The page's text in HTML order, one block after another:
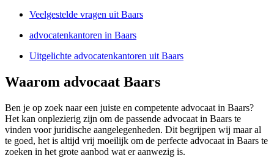
Veelgestelde vragen uit Baars
advocatenkantoren in Baars
Uitgelichte advocatenkantoren uit Baars
Waarom advocaat Baars
Ben je op zoek naar een juiste en competente advocaat in Baars?
Het kan onplezierig zijn om de passende advocaat in Baars te
vinden voor juridische aangelegenheden. Dit begrijpen wij maar al
te goed, het is altijd vrij moeilijk om de perfecte advocaat in Baars te
zoeken in het grote aanbod wat er aanwezig is.